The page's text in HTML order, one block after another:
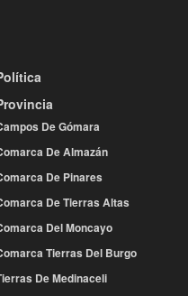
De Gómara
De Almazán
De Pinares
De Tierras Altas
Del Moncayo
Tierras Del Burgo
De Medinaceli